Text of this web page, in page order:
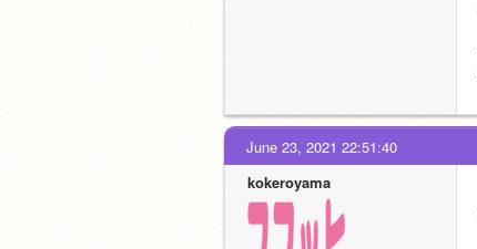
June 23, 2021 22:51:40
kokeroyama